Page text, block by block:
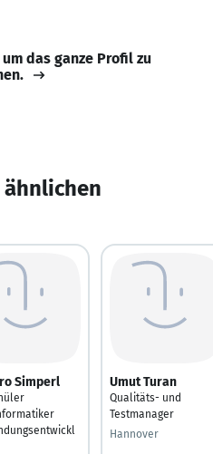
das ganze Profil zu
Simperl Umut Turan
Qualitäts- und
Testmanager
Hannover